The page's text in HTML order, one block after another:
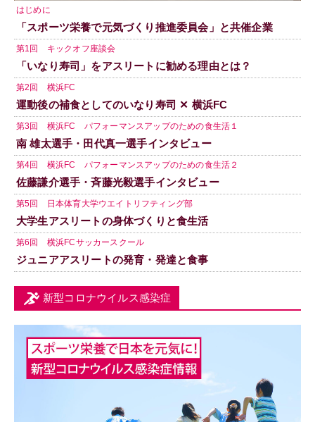
はじめに
「スポーツ栄養で元気づくり推進委員会」と共催企業
第1回 キックオフ座談会
「いなり寿司」をアスリートに勧める理由とは？
第2回 横浜FC
運動後の補食としてのいなり寿司 ✕ 横浜FC
第3回 横浜FC パフォーマンスアップのための食生活１
南 雄太選手・田代真一選手インタビュー
第4回 横浜FC パフォーマンスアップのための食生活２
佐藤謙介選手・斉藤光毅選手インタビュー
第5回 日本体育大学ウエイトリフティング部
大学生アスリートの身体づくりと食生活
第6回 横浜FCサッカースクール
ジュニアアスリートの発育・発達と食事
新型コロナウイルス感染症